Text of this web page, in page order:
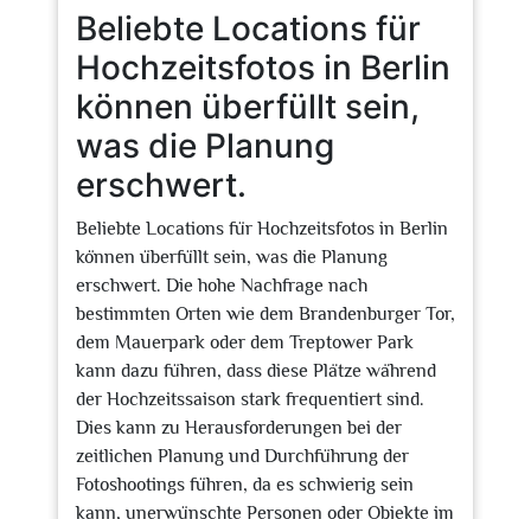
Beliebte Locations für
Hochzeitsfotos in Berlin
können überfüllt sein,
was die Planung
erschwert.
Beliebte Locations für Hochzeitsfotos in Berlin
können überfüllt sein, was die Planung
erschwert. Die hohe Nachfrage nach
bestimmten Orten wie dem Brandenburger Tor,
dem Mauerpark oder dem Treptower Park
kann dazu führen, dass diese Plätze während
der Hochzeitssaison stark frequentiert sind.
Dies kann zu Herausforderungen bei der
zeitlichen Planung und Durchführung der
Fotoshootings führen, da es schwierig sein
kann, unerwünschte Personen oder Objekte im